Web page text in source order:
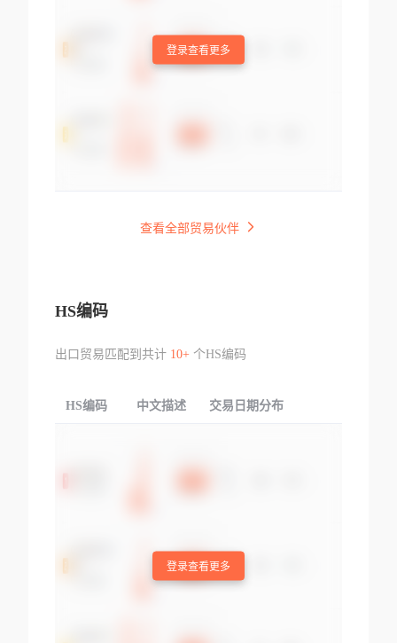
登录查看更多
查看全部贸易伙伴
HS编码
出口贸易匹配到共计 10+个HS编码
HS编码 中文描述 交易日期分布
登录查看更多